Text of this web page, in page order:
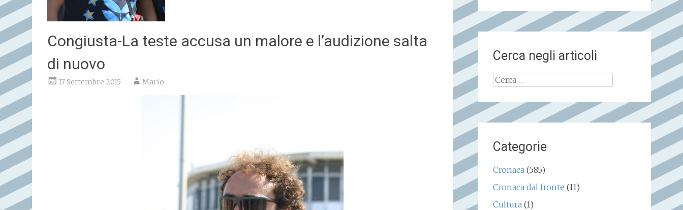
Congiusta-La teste accusa un malore e l’audizione salta
di nuovo
17 Settembre 2015 Mario
Cerca negli articoli
Ricerca
Categorie
Cronaca(585)
Cronaca dal fronte (11)
Cultura(1)